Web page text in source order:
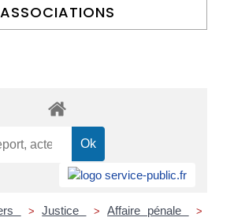
ASSOCIATIONS
> Justice > Affaire pénale >